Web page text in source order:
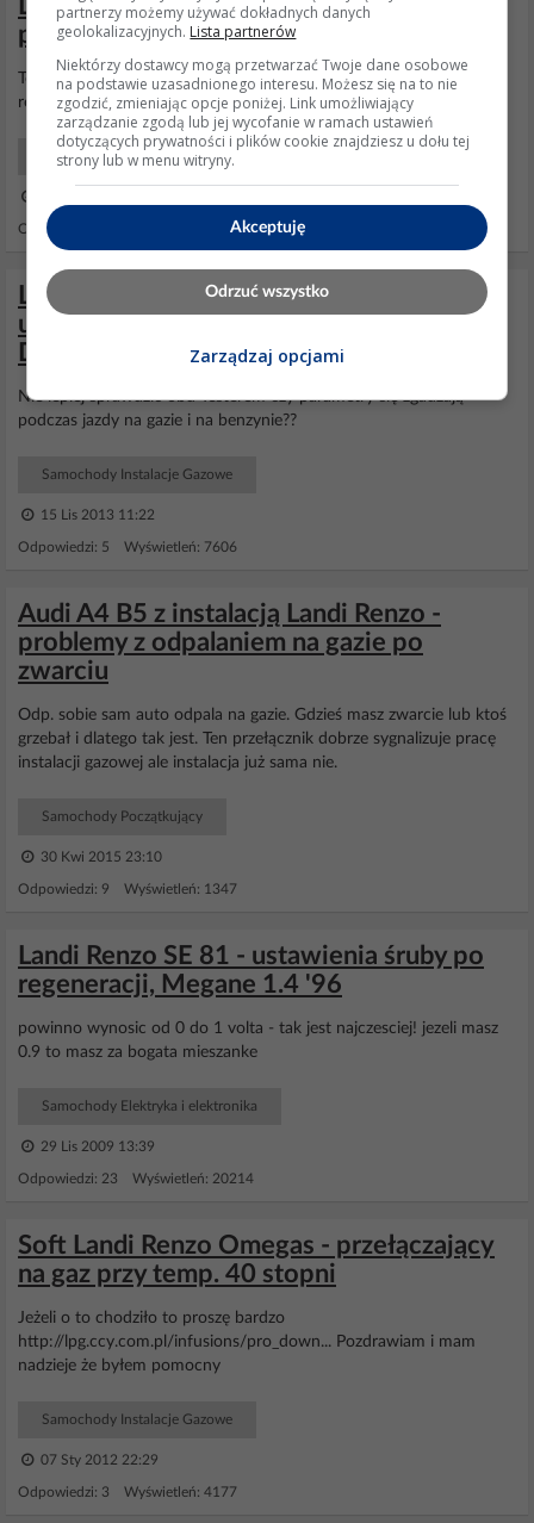
Landi Renzo 093 - do czego służy
potencjometr w przełączniku
To jest gażńik ?? ,bo w gażńikowych służy do wstępnej dawki
rozruchowej otwiera na pare sekund elektrozawory .
Samochody Elektryka i elektronika
Odpowiedzi: 6 Wyświetleń: 1758
Landi Renzo Omegas ZABLOKOWANE
urządzenie z sieci dealerskiej GM
Deutschland
Nie lepiej sprawdzić obd Testerem czy parametry się zgadzają
podczas jazdy na gazie i na benzynie??
Samochody Instalacje Gazowe
15 Lis 2013 11:22
Odpowiedzi: 5 Wyświetleń: 7606
Audi A4 B5 z instalacją Landi Renzo -
problemy z odpalaniem na gazie po
zwarciu
Odp. sobie sam auto odpala na gazie. Gdzieś masz zwarcie lub ktoś
grzebał i dlatego tak jest. Ten przełącznik dobrze sygnalizuje pracę
instalacji gazowej ale instalacja już sama nie.
Samochody Początkujący
30 Kwi 2015 23:10
Odpowiedzi: 9 Wyświetleń: 1347
Landi Renzo SE 81 - ustawienia śruby po
regeneracji, Megane 1.4 '96
powinno wynosic od 0 do 1 volta - tak jest najczesciej! jezeli masz
0.9 to masz za bogata mieszanke
Samochody Elektryka i elektronika
29 Lis 2009 13:39
Odpowiedzi: 23 Wyświetleń: 20214
Soft Landi Renzo Omegas - przełączający
na gaz przy temp. 40 stopni
Jeżeli o to chodziło to proszę bardzo
http://lpg.ccy.com.pl/infusions/pro_down... Pozdrawiam i mam
nadzieje że byłem pomocny
Samochody Instalacje Gazowe
07 Sty 2012 22:29
Odpowiedzi: 3 Wyświetleń: 4177
partnerzy możemy używać dokładnych danych
geolokalizacyjnych. Lista partnerów
Niektórzy dostawcy mogą przetwarzać Twoje dane osobowe
na podstawie uzasadnionego interesu. Możesz się na to nie
zgodzić, zmieniając opcje poniżej. Link umożliwiający
zarządzanie zgodą lub jej wycofanie w ramach ustawień
dotyczących prywatności i plików cookie znajdziesz u dołu tej
strony lub w menu witryny.
Akceptuję
Odrzuć wszystko
Zarządzaj opcjami